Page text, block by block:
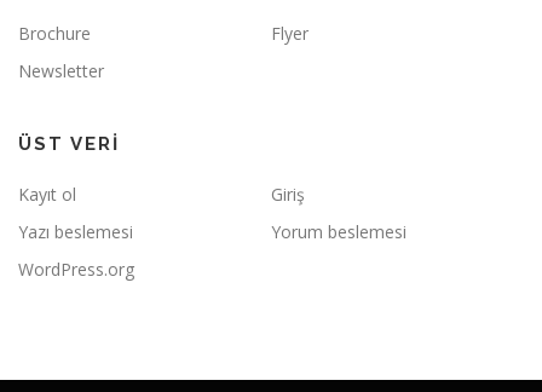
Brochure
Flyer
Newsletter
ÜST VERI
Kayıt ol
Giriş
Yazı beslemesi
Yorum beslemesi
WordPress.org